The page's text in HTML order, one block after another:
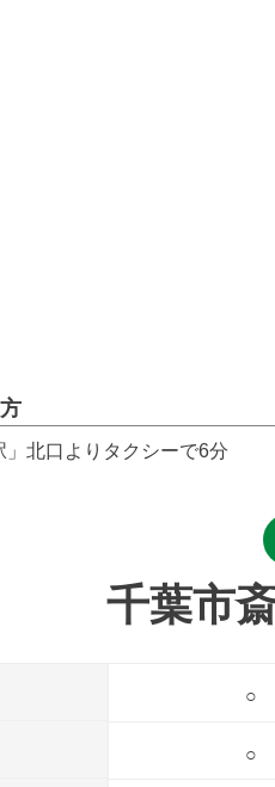
北口よりタクシーで6分
千葉市
○
○